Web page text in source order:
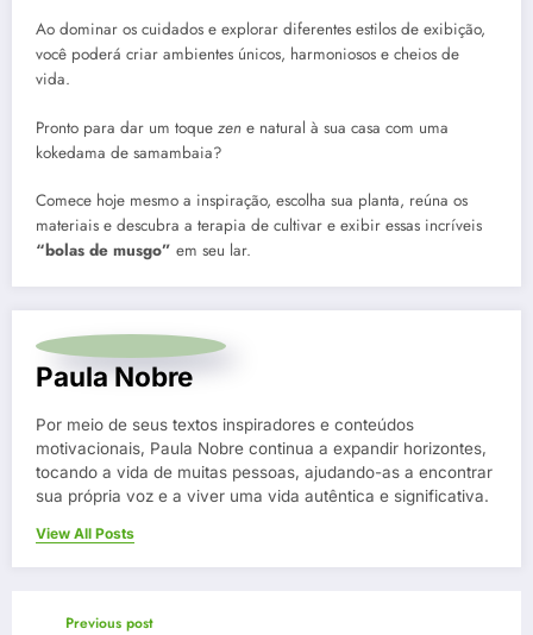
Ao dominar os cuidados e explorar diferentes estilos de exibição,
você poderá criar ambientes únicos, harmoniosos e cheios de
vida.
Pronto para dar um toque zen e natural à sua casa com uma
kokedama de samambaia?
Comece hoje mesmo a inspiração, escolha sua planta, reúna os
materiais e descubra a terapia de cultivar e exibir essas incríveis
“bolas de musgo” em seu lar.
Paula Nobre
Por meio de seus textos inspiradores e conteúdos
motivacionais, Paula Nobre continua a expandir horizontes,
tocando a vida de muitas pessoas, ajudando-as a encontrar
sua própria voz e a viver uma vida autêntica e significativa.
View All Posts
Previous post